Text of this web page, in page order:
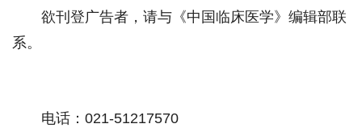
欲刊登广告者，请与《中国临床医学》编辑部联
系。
电话：021-51217570